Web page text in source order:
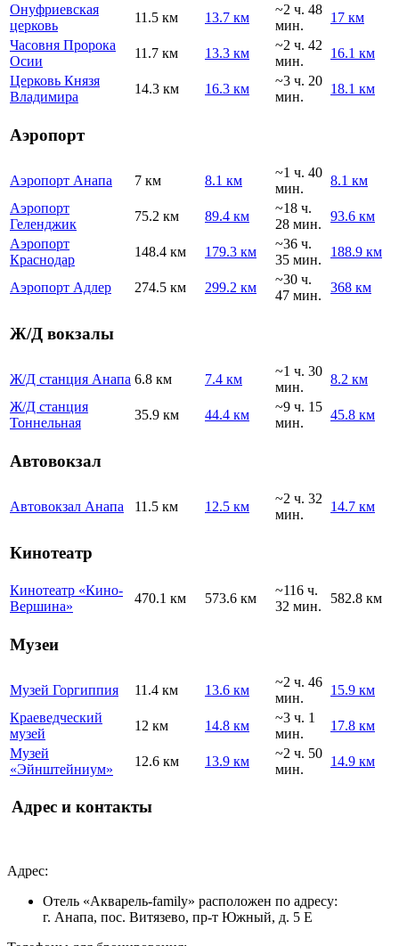
Онуфриевская
церковь
11.5 км 13.7 км
~2 ч. 48
мин.
17 км
Часовня Пророка
Осии
11.7 км 13.3 км
~2 ч. 42
мин.
16.1 км
Церковь Князя
Владимира
14.3 км 16.3 км
~3 ч. 20
мин.
18.1 км
Аэропорт
Аэропорт Анапа 7 км 8.1 км
~1 ч. 40
мин.
8.1 км
Аэропорт
Геленджик
75.2 км 89.4 км
~18 ч.
28 мин.
93.6 км
Аэропорт
Краснодар
148.4 км 179.3 км
~36 ч.
35 мин.
188.9 км
Аэропорт Адлер 274.5 км 299.2 км
~30 ч.
47 мин.
368 км
Ж/Д вокзалы
Ж/Д станция Анапа 6.8 км 7.4 км
~1 ч. 30
мин.
8.2 км
Ж/Д станция
Тоннельная
35.9 км 44.4 км
~9 ч. 15
мин.
45.8 км
Автовокзал
Автовокзал Анапа 11.5 км 12.5 км
~2 ч. 32
мин.
14.7 км
Кинотеатр
Кинотеатр «Кино-
Вершина»
470.1 км 573.6 км
~116 ч.
32 мин.
582.8 км
Музеи
Музей Горгиппия 11.4 км 13.6 км
~2 ч. 46
мин.
15.9 км
Краеведческий
музей
12 км 14.8 км
~3 ч. 1
мин.
17.8 км
Музей
«Эйнштейниум»
12.6 км 13.9 км
~2 ч. 50
мин.
14.9 км
Адрес и контакты
Адрес:
Отель «Акварель-family» расположен по адресу:
г. Анапа, пос. Витязево, пр-т Южный, д. 5 Е